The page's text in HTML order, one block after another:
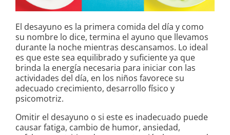
El desayuno es la primera comida del día y como
su nombre lo dice, termina el ayuno que llevamos
durante la noche mientras descansamos. Lo ideal
es que este sea equilibrado y suficiente ya que
brinda la energía necesaria para iniciar con las
actividades del día, en los niños favorece su
adecuado crecimiento, desarrollo físico y
psicomotriz.
Omitir el desayuno o si este es inadecuado puede
causar fatiga, cambio de humor, ansiedad,